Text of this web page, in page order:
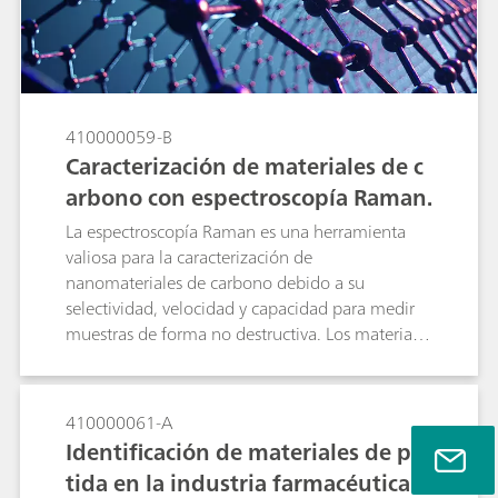
410000059-B
Caracterización de materiales de c
arbono con espectroscopía Raman.
La espectroscopía Raman es una herramienta
valiosa para la caracterización de
nanomateriales de carbono debido a su
selectividad, velocidad y capacidad para medir
muestras de forma no destructiva. Los materiales
simples, pero contienen una gran cantidad de
información sobre las estructuras
microcristalinas internas en la posición de los
picos, la forma y la intensidad relativa.
410000061-A
Identificación de materiales de par
tida en la industria farmacéutica u